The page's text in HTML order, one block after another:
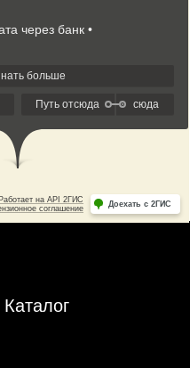
Каталог